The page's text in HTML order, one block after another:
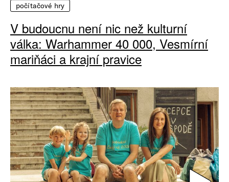
počítačové hry
V budoucnu není nic než kulturní
válka: Warhammer 40 000, Vesmírní
mariňáci a krajní pravice